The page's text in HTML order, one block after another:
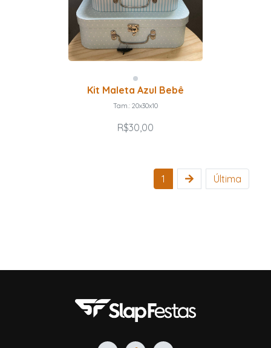
Kit Maleta Azul Bebê
Tam.: 20x30x10
R$30,00
1 Última